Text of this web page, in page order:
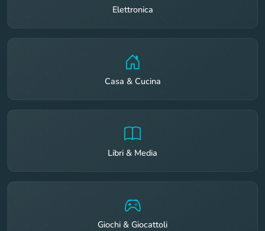
Elettronica
Casa & Cucina
Libri & Media
Giochi & Giocattoli